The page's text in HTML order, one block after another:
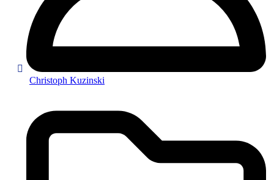
Christoph Kuzinski